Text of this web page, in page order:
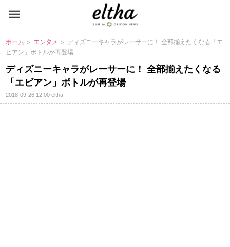
ホーム ＞ エンタメ ＞ ディズニーキャラがレーサーに！ 全部揃えたくなる「エ
ビアン」ボトルが再登場
ディズニーキャラがレーサーに！ 全部揃えたくなる
「エビアン」ボトルが再登場
2018-09-26 12:00eltha